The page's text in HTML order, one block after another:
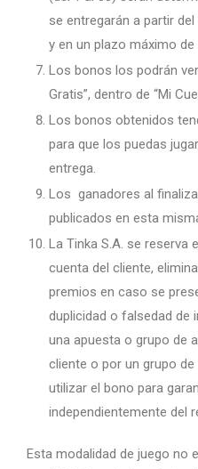
se entregarán a partir del
y en un plazo máximo de
Los bonos los podrán
Gratis”, dentro de “Mi
Los bonos obtenidos
para que los puedas
entrega.
Los ganadores al
publicados en esta
La Tinka S.A. se reserva
cuenta del cliente,
premios en caso se
duplicidad o falsedad de
una apuesta o grupo de
cliente o por un grupo
utilizar el bono para
independientemente del
Esta modalidad de juego no